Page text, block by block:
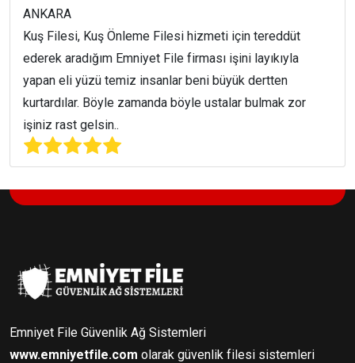
ANKARA
Kuş Filesi, Kuş Önleme Filesi hizmeti için tereddüt
ederek aradığım Emniyet File firması işini layıkıyla
yapan eli yüzü temiz insanlar beni büyük dertten
kurtardılar. Böyle zamanda böyle ustalar bulmak zor
işiniz rast gelsin..
Emniyet File Güvenlik Ağ Sistemleri
www.emniyetfile.com olarak güvenlik filesi sistemleri